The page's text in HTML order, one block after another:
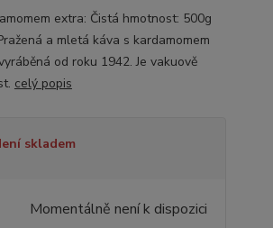
extra: Čistá hmotnost: 500g
a mletá káva s kardamomem
od roku 1942. Je vakuově
celý popis
skladem
Momentálně není k dispozici